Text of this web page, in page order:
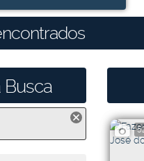
Busca